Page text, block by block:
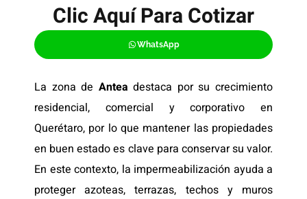
Clic Aquí Para Cotizar​
WhatsApp
La zona de Antea destaca por su crecimiento
residencial, comercial y corporativo en
Querétaro, por lo que mantener las propiedades
en buen estado es clave para conservar su valor.
En este contexto, la impermeabilización ayuda a
proteger azoteas, terrazas, techos y muros